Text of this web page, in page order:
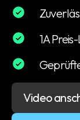
1A
Video